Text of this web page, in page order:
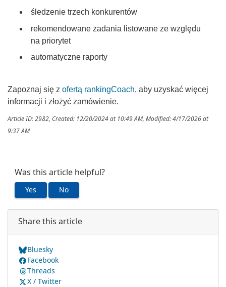
śledzenie trzech konkurentów
rekomendowane zadania listowane ze względu
na priorytet
automatyczne raporty
Zapoznaj się z ofertą rankingCoach, aby uzyskać więcej
informacji i złożyć zamówienie.
Article ID: 2982, Created: 12/20/2024 at 10:49 AM, Modified: 4/17/2026 at
9:37 AM
Was this article helpful?
Yes No
Share this article
Bluesky
Facebook
Threads
X / Twitter